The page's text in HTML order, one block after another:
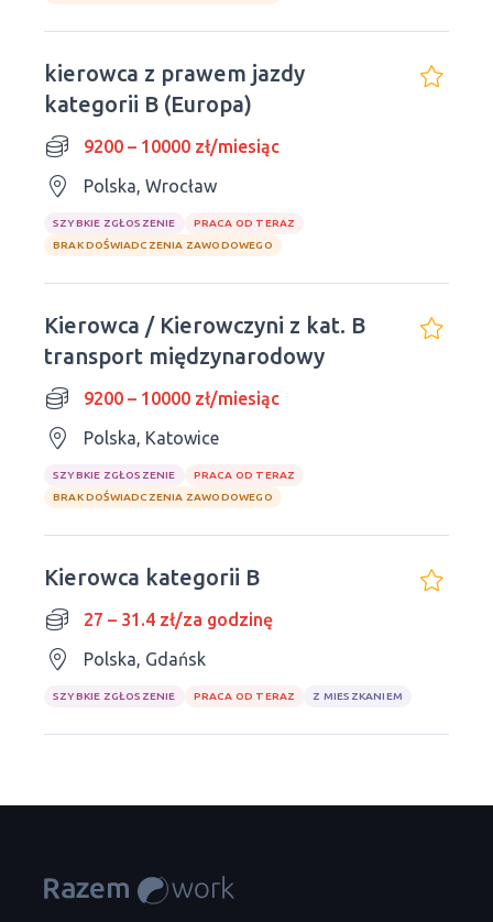
kierowca z prawem jazdy
kategorii B (Europa)
9200 – 10000 zł/miesiąc
Polska, Wrocław
SZYBKIE ZGŁOSZENIE
PRACA OD TERAZ
BRAK DOŚWIADCZENIA ZAWODOWEGO
Kierowca / Kierowczyni z kat. B
transport międzynarodowy
9200 – 10000 zł/miesiąc
Polska, Katowice
SZYBKIE ZGŁOSZENIE
PRACA OD TERAZ
BRAK DOŚWIADCZENIA ZAWODOWEGO
Kierowca kategorii B
27 – 31.4 zł/za godzinę
Polska, Gdańsk
SZYBKIE ZGŁOSZENIE PRACA OD TERAZ Z MIESZKANIEM